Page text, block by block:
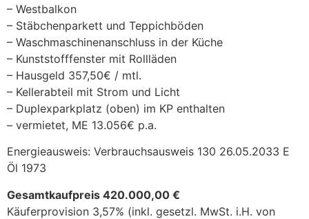
– Westbalkon
– Stäbchenparkett und Teppichböden
– Waschmaschinenanschluss in der Küche
– Kunststofffenster mit Rollläden
– Hausgeld 357,50€ / mtl.
– Kellerabteil mit Strom und Licht
– Duplexparkplatz (oben) im KP enthalten
– vermietet, ME 13.056€ p.a.
Energieausweis: Verbrauchsausweis 130 26.05.2033 E
Öl 1973
Gesamtkaufpreis 420.000,00 €
Käuferprovision 3,57% (inkl. gesetzl. MwSt. i.H. von